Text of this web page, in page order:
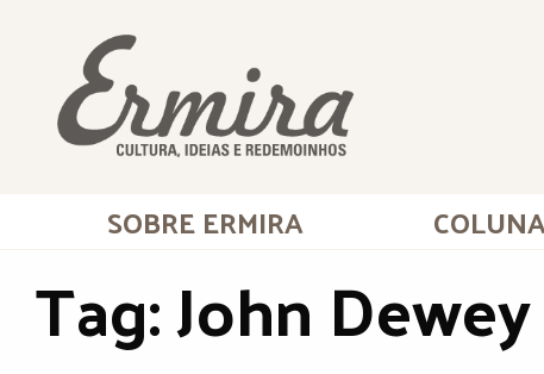
SOBRE ERMIRA
Tag:John Dewey